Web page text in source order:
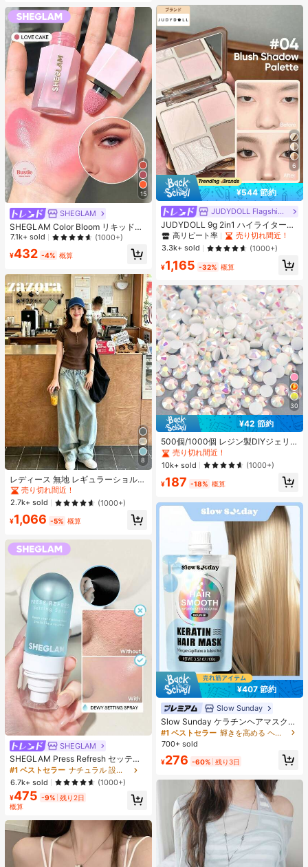
15
SHEGLAM
SHEGLAM Color Bloom リキッドチ
ークマット仕上げ-Love Cake チー
ューティーコスメメイクアップ
7.1k+ sold (1000+)
¥432 -4% 概算
8
レディース 無地 レギュラーショルダ
ー 半袖Tシャツ ラウンドネック スリ
ムフィット 美シルエット 伸縮性 軽
量 通気性 快適 夏用 万能 オールマッ
チ トップス
売り切れ間近！
2.7k+ sold
(1000+)
¥1,066 -5% 概算
SHEGLAM
SHEGLAM Press Refresh セッティ
ングスプレー 女性と女の子のための
ブランドビューティーコスメメイク
アップ
#1 ベストセラー
ナチュラル 設定スプレー
6.7k+ sold
(1000+)
¥475 -9% 残り2日
概算
6
¥544 節約
JUDYDOLL Flagship Store
JUDYDOLL 9g 2in1 ハイライター&
コントアーパレット、マット&シマ
ーブラッシュパレット、初心者、自
分用、ギフトにも最適、パーティ
ー、デート、結婚式などのあらゆる
シーンで使用可能
高リピート率
売り切れ間近！
3.3k+ sold
(1000+)
¥1,165 -32% 概算
30
¥42 節約
500個/1000個 レジン製DIYジェリ
ーフラットバックラインストーン 小
さな丸型ラインストーン ミニ装飾ア
クセサリー スマホケース、カップ、
靴、ブーツ、衣類装飾、ハンドメイ
ドDIYアイドル応援ファン、ネーム
#3 ベストセラー
に ホーム＆リビング
売り切れ間近！
#3 ベストセラー
売り切れ間近！
#3 ベストセラー
売り切れ間近！
#3 ベストセラー
売り切れ間近！
10k+ sold (1000+)
¥187 -18% 概算
¥407 節約
Slow Sunday
Slow Sunday ケラチンヘアマスク、
ケラチン、タンパク質豊富な成分、
強力な保湿、髪の補修と強化、すべ
ーチ、旅行の必需品、夏のヘアケア
#1 ベストセラー
輝きを高める ヘアトリートメント
700+ sold
¥276 -60% 残り3日